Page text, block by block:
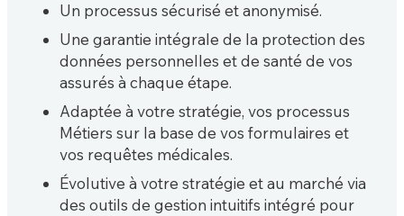
Un processus sécurisé et anonymisé.
Une garantie intégrale de la protection des
données personnelles et de santé de vos
assurés à chaque étape.
Adaptée à votre stratégie, vos processus
Métiers sur la base de vos formulaires et
vos requêtes médicales.
Évolutive à votre stratégie et au marché via
des outils de gestion intuitifs intégré pour